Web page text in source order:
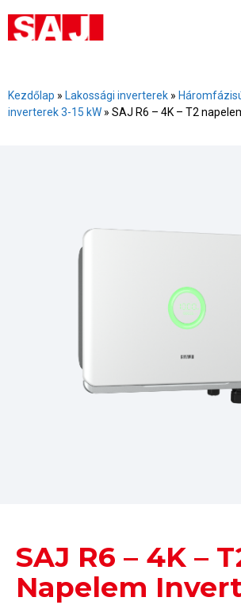
Kezdőlap » Lakossági inverterek »
inverterek 3-15 kW » SAJ R6 – 4K – T2
SAJ R6 – 4K –
Napelem